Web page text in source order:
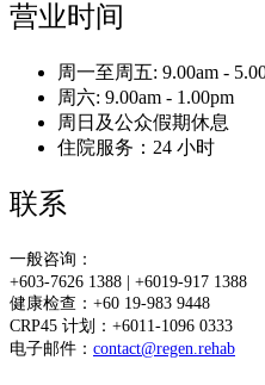
营业时间
周一至周五: 9.00am -
周六: 9.00am - 1.00pm
周日及公众假期休息
住院服务：24 小时
联系
一般咨询：
+603-7626 1388 | +6019-917 1388
健康检查：+60 19-983 9448
CRP45 计划：+6011-1096 0333
电子邮件： contact@regen.rehab